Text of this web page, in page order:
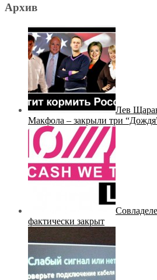
Архив
Лев
Макфола – закрыли три
фактически закрыт